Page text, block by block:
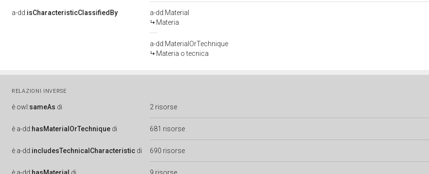
a-dd:isCharacteristicClassifiedBy
a-dd:Material
Materia
a-dd:MaterialOrTechnique
Materia o tecnica
RELAZIONI INVERSE
è owl:sameAs di 2 risorse
è a-dd:hasMaterialOrTechnique di 681 risorse
è a-dd:includesTechnicalCharacteristic di 690 risorse